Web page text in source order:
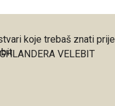
koje trebaš znati prije
VELEBIT